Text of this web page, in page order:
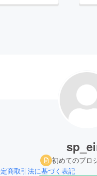
初めてのプロ
商取引法に基づく表記